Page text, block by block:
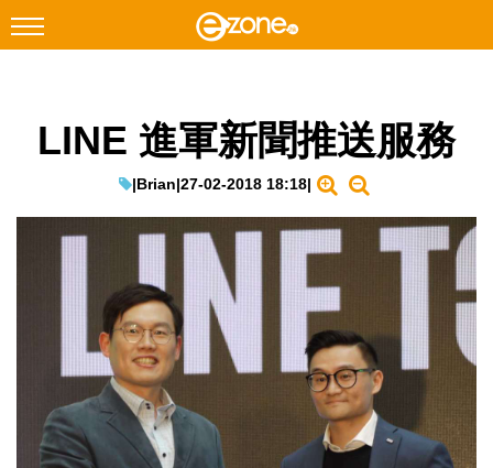
Facebook Instagram
網絡生活
生成式AI與雲端應用
LINE 進軍新聞推送服務
|Brian|27-02-2018 18:18|